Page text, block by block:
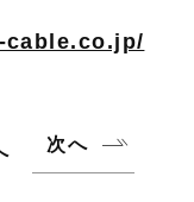
cable.co.jp/
次へ